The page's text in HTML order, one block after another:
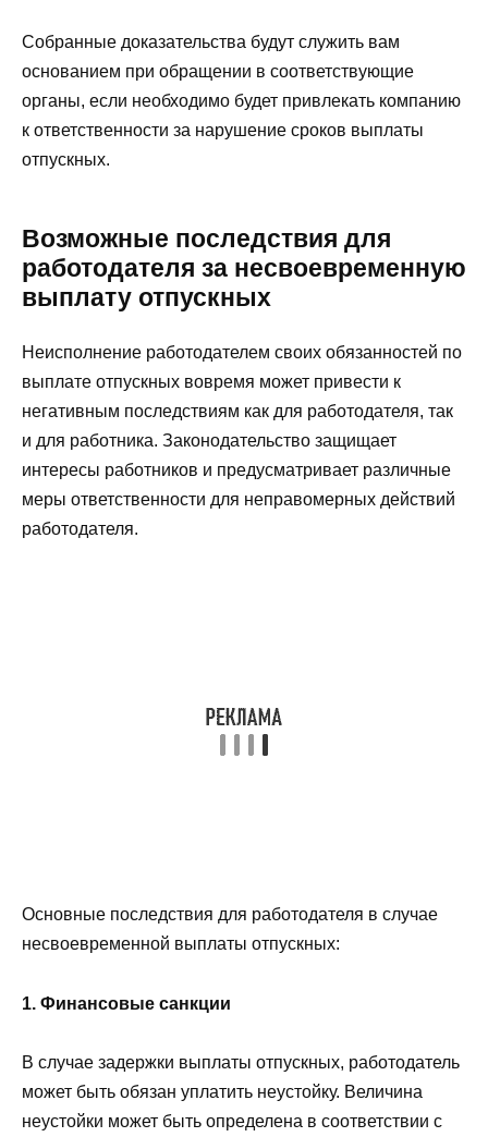
Собранные доказательства будут служить вам
основанием при обращении в соответствующие
органы, если необходимо будет привлекать компанию
к ответственности за нарушение сроков выплаты
отпускных.
Возможные последствия для
работодателя за несвоевременную
выплату отпускных
Неисполнение работодателем своих обязанностей по
выплате отпускных вовремя может привести к
негативным последствиям как для работодателя, так
и для работника. Законодательство защищает
интересы работников и предусматривает различные
меры ответственности для неправомерных действий
работодателя.
Основные последствия для работодателя в случае
несвоевременной выплаты отпускных:
1. Финансовые санкции
В случае задержки выплаты отпускных, работодатель
может быть обязан уплатить неустойку. Величина
неустойки может быть определена в соответствии с